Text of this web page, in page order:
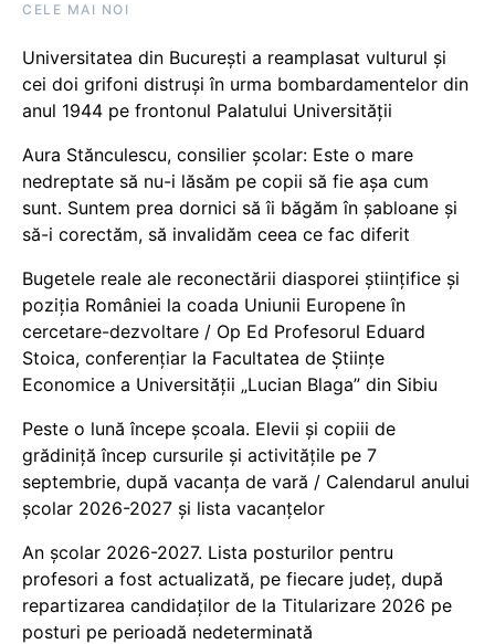
CELE MAI NOI
Universitatea din București a reamplasat vulturul și
cei doi grifoni distruși în urma bombardamentelor din
anul 1944 pe frontonul Palatului Universității
Aura Stănculescu, consilier școlar: Este o mare
nedreptate să nu-i lăsăm pe copii să fie așa cum
sunt. Suntem prea dornici să îi băgăm în șabloane și
să-i corectăm, să invalidăm ceea ce fac diferit
Bugetele reale ale reconectării diasporei științifice și
poziția României la coada Uniunii Europene în
cercetare-dezvoltare / Op Ed Profesorul Eduard
Stoica, conferențiar la Facultatea de Științe
Economice a Universității „Lucian Blaga” din Sibiu
Peste o lună începe școala. Elevii și copiii de
grădiniță încep cursurile și activitățile pe 7
septembrie, după vacanța de vară / Calendarul anului
școlar 2026-2027 și lista vacanțelor
An școlar 2026-2027. Lista posturilor pentru
profesori a fost actualizată, pe fiecare județ, după
repartizarea candidaților de la Titularizare 2026 pe
posturi pe perioadă nedeterminată